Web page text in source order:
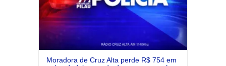
Moradora de Cruz Alta perde R$ 754 em